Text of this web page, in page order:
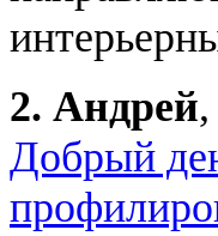
2. Андрей
Добрый